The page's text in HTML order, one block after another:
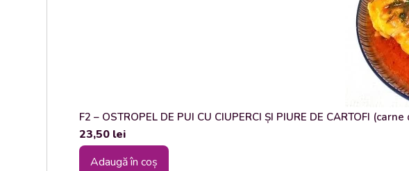
F2 – OSTROPEL DE PUI CU CIUPERCI ȘI PIURE DE CARTOFI (carne
23,50 lei
Adaugă în coș